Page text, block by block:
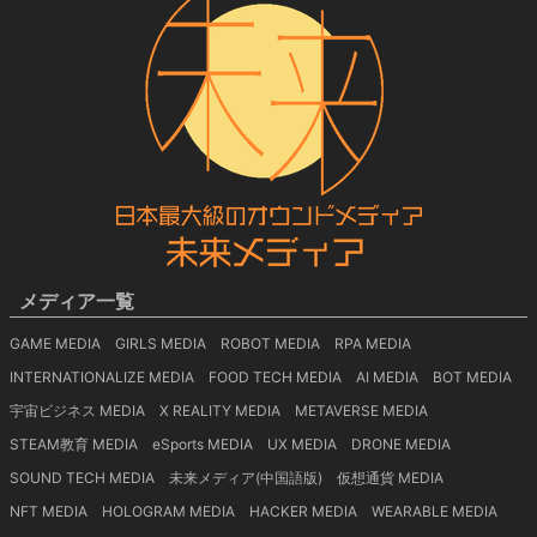
メディア一覧
GAME MEDIA GIRLS MEDIA ROBOT MEDIA
RPA MEDIA
INTERNATIONALIZE MEDIA
FOOD TECH MEDIA AI MEDIA
BOT MEDIA
宇宙ビジネス MEDIA
X REALITY MEDIA
METAVERSE MEDIA
STEAM教育 MEDIA
eSports MEDIA UX MEDIA
DRONE MEDIA
SOUND TECH MEDIA
未来メディア(中国語版)
仮想通貨 MEDIA
NFT MEDIA
HOLOGRAM MEDIA HACKER MEDIA
WEARABLE MEDIA